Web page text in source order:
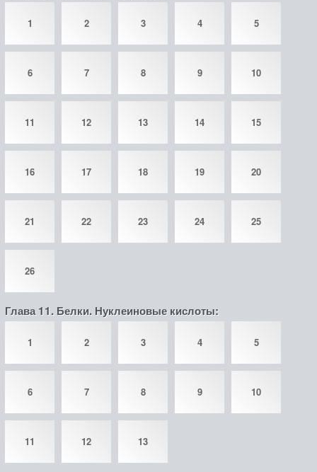
1 2 3 4 5
6 7 8 9 10
11 12 13 14 15
16 17 18 19 20
21 22 23 24 25
26
Глава 11. Белки. Нуклеиновые кислоты:
1 2 3 4 5
6 7 8 9 10
11 12 13